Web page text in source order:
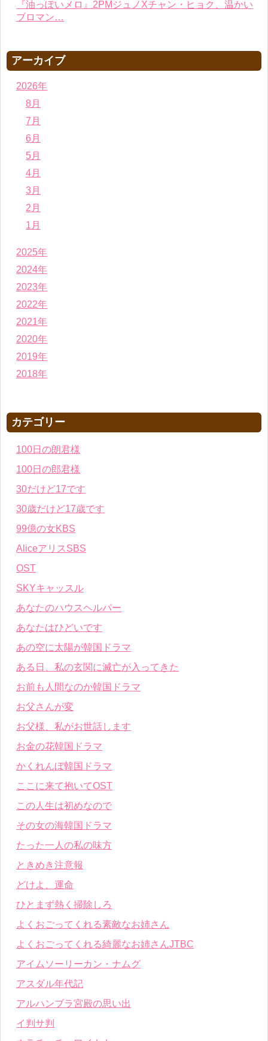
『油っぽいメロ』2PMジュノXチャン・ヒョク、温かい
ブロマン…
アーカイブ
2026年
8月
7月
6月
5月
4月
3月
2月
1月
2025年
2024年
2023年
2022年
2021年
2020年
2019年
2018年
カテゴリー
100日の朗君様
100日の郎君様
30だけど17です
30歳だけど17歳です
99億の女KBS
AliceアリスSBS
OST
SKYキャッスル
あなたのハウスヘルパー
あなたはひどいです
あの空に太陽が韓国ドラマ
ある日、私の玄関に滅亡が入ってきた
お前も人間なのか韓国ドラマ
お父さんが変
お父様、私がお世話します
お金の花韓国ドラマ
かくれんぼ韓国ドラマ
ここに来て抱いてOST
この人生は初めなので
その女の海韓国ドラマ
たった一人の私の味方
ときめき注意報
どけよ、運命
ひとまず熱く掃除しろ
よくおごってくれる素敵なお姉さん
よくおごってくれる綺麗なお姉さんJTBC
アイムソーリーカン・ナムグ
アスダル年代記
アルハンブラ宮殿の思い出
イ判サ判